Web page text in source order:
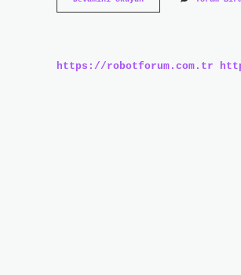
Mizacı
https://robotforum.com.tr